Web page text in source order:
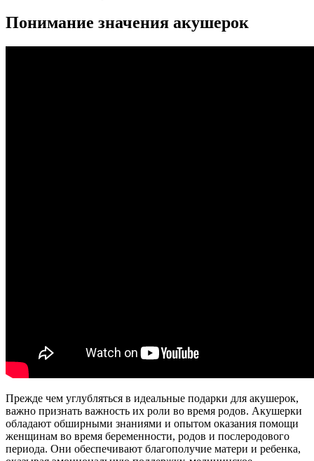
Понимание значения акушерок
Прежде чем углубляться в идеальные подарки для акушерок,
важно признать важность их роли во время родов. Акушерки
обладают обширными знаниями и опытом оказания помощи
женщинам во время беременности, родов и послеродового
периода. Они обеспечивают благополучие матери и ребенка,